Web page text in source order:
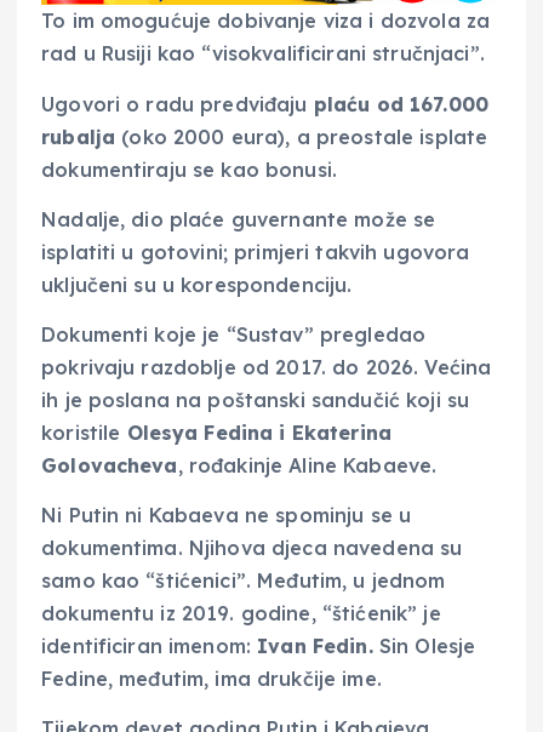
To im omogućuje dobivanje viza i dozvola za
rad u Rusiji kao “visokvalificirani stručnjaci”.
Ugovori o radu predviđaju plaću od 167.000
rubalja (oko 2000 eura), a preostale isplate
dokumentiraju se kao bonusi.
Nadalje, dio plaće guvernante može se
isplatiti u gotovini; primjeri takvih ugovora
uključeni su u korespondenciju.
Dokumenti koje je “Sustav” pregledao
pokrivaju razdoblje od 2017. do 2026. Većina
ih je poslana na poštanski sandučić koji su
koristile Olesya Fedina i Ekaterina
Golovacheva, rođakinje Aline Kabaeve.
Ni Putin ni Kabaeva ne spominju se u
dokumentima. Njihova djeca navedena su
samo kao “štićenici”. Međutim, u jednom
dokumentu iz 2019. godine, “štićenik” je
identificiran imenom: Ivan Fedin.Sin Olesje
Fedine, međutim, ima drukčije ime.